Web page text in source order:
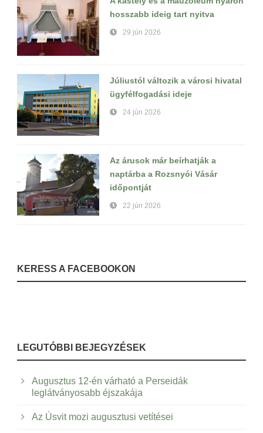
hosszabb ideig tart nyitva
29 jún 2026
Júliustól változik a városi hivatal
ügyfélfogadási ideje
24 jún 2026
Az árusok már beírhatják a
naptárba a Rozsnyói Vásár
időpontját
22 jún 2026
KERESS A FACEBOOKON
LEGUTÓBBI BEJEGYZÉSEK
Augusztus 12-én várható a Perseidák
leglátványosabb éjszakája
Az Úsvit mozi augusztusi vetítései